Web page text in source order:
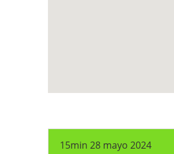
15min 28 mayo 2024